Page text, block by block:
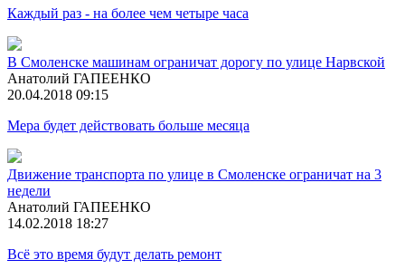
Каждый раз - на более чем четыре часа
В Смоленске машинам ограничат дорогу по улице Нарвской
Анатолий ГАПЕЕНКО
20.04.2018 09:15
Мера будет действовать больше месяца
Движение транспорта по улице в Смоленске ограничат на 3
недели
Анатолий ГАПЕЕНКО
14.02.2018 18:27
Всё это время будут делать ремонт